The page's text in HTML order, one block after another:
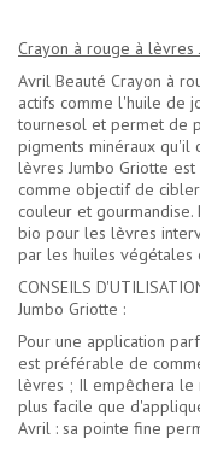
Crayon à rouge à lèvres
Avril Beauté Crayon à
actifs comme l'huile de
tournesol et permet de
pigments minéraux qu'il
lèvres Jumbo Griotte
comme objectif de
couleur et
bio pour les lèvres
par les huiles végétales
CONSEILS
Jumbo Griotte :
Pour une application
est préférable de
lèvres ; Il empêchera le
plus facile que
Avril : sa pointe fine